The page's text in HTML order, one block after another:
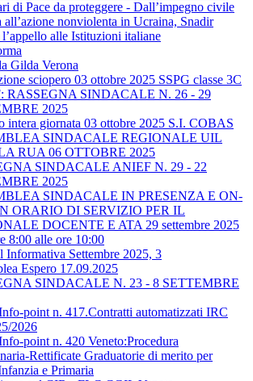
di Pace da proteggere - Dall’impegno civile
all’azione nonviolenta in Ucraina, Snadir
alle Istituzioni italiane
Gilda Verona
sciopero 03 ottobre 2025 SSPG classe 3C
RASSEGNA SINDACALE N. 26 - 29
2025
intera giornata 03 ottobre 2025 S.I. COBAS
SINDACALE REGIONALE UIL
RUA 06 OTTOBRE 2025
SINDACALE ANIEF N. 29 - 22
2025
SINDACALE IN PRESENZA E ON-
ORARIO DI SERVIZIO PER IL
DOCENTE E ATA 29 settembre 2025
8:00 alle ore 10:00
Informativa Settembre 2025, 3
Espero 17.09.2025
SINDACALE N. 23 - 8 SETTEMBRE
point n. 417.Contratti automatizzati IRC
2026
point n. 420 Veneto:Procedura
Rettificate Graduatorie di merito per
e Primaria